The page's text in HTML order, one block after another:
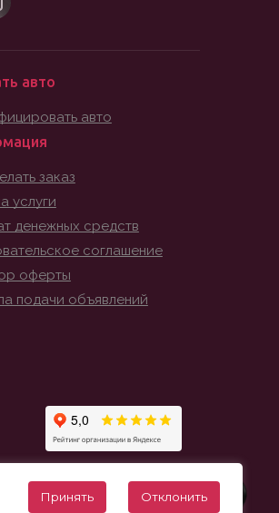
авто
авто
заказ
услуги
денежных средств
соглашение
оферты
подачи объявлений
Принять Отклонить